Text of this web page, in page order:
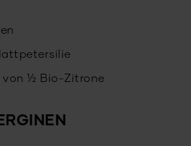
von ½ Bio-Zitrone